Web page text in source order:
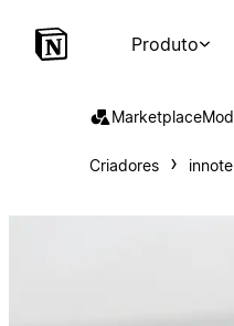
Produto
Marketplace
Criadores